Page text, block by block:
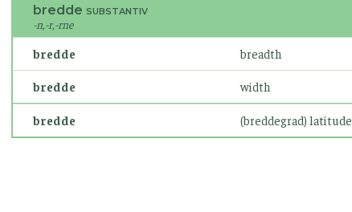
bredde SUBSTANTIV
-n,-r,-rne
bredde breadth
bredde width
bredde (breddegrad) latitude